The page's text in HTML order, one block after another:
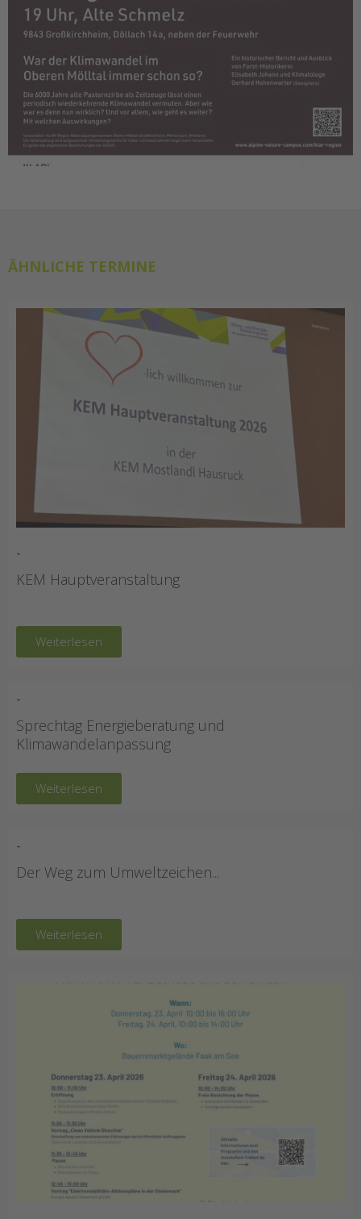
ÄHNLICHE TERMINE
-
KEM Hauptveranstaltung
Weiterlesen
-
Sprechtag Energieberatung und
Klimawandelanpassung
Weiterlesen
-
Der Weg zum Umweltzeichen...
Weiterlesen